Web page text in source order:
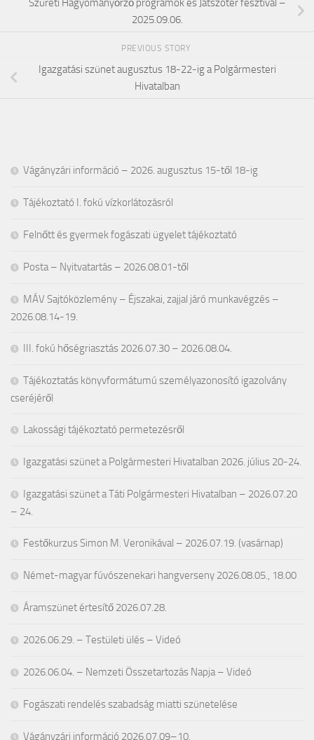
Szüreti Hagyományőrző programok és Játszótér fesztivál –
2025.09.06.
PREVIOUS STORY
Igazgatási szünet augusztus 18-22-ig a Polgármesteri
Hivatalban
Vágányzári információ – 2026. augusztus 15-től 18-ig
Tájékoztató I. fokú vízkorlátozásról
Felnőtt és gyermek fogászati ügyelet tájékoztató
Posta – Nyitvatartás – 2026.08.01-től
MÁV Sajtóközlemény – Éjszakai, zajjal járó munkavégzés –
2026.08.14-19.
III. fokú hőségriasztás 2026.07.30 – 2026.08.04.
Tájékoztatás könyvformátumú személyazonosító igazolvány
cseréjéről
Lakossági tájékoztató permetezésről
Igazgatási szünet a Polgármesteri Hivatalban 2026. július 20-24.
Igazgatási szünet a Táti Polgármesteri Hivatalban – 2026.07.20
– 24.
Festőkurzus Simon M. Veronikával – 2026.07.19. (vasárnap)
Német-magyar fúvószenekari hangverseny 2026.08.05., 18.00
Áramszünet értesítő 2026.07.28.
2026.06.29. – Testületi ülés – Videó
2026.06.04. – Nemzeti Összetartozás Napja – Videó
Fogászati rendelés szabadság miatti szünetelése
Vágányzári információ 2026.07.09–10.